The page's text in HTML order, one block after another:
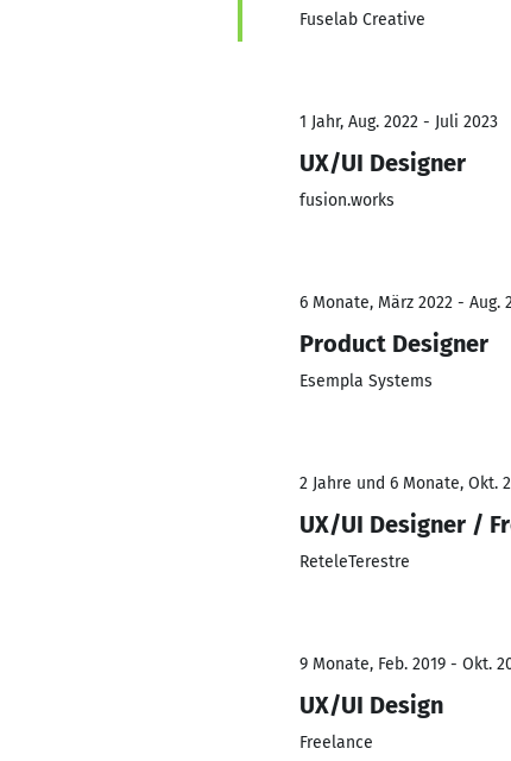
Fuselab Creative
1 Jahr, Aug. 2022 - Juli 2023
UX/UI Designer
fusion.works
6 Monate, März 2022 - Aug.
Product Designer
Esempla Systems
2 Jahre und 6 Monate, Okt.
UX/UI Designer /
ReteleTerestre
9 Monate, Feb. 2019 - Okt.
UX/UI Design
Freelance